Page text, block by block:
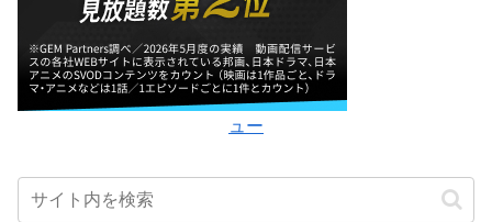
ュー